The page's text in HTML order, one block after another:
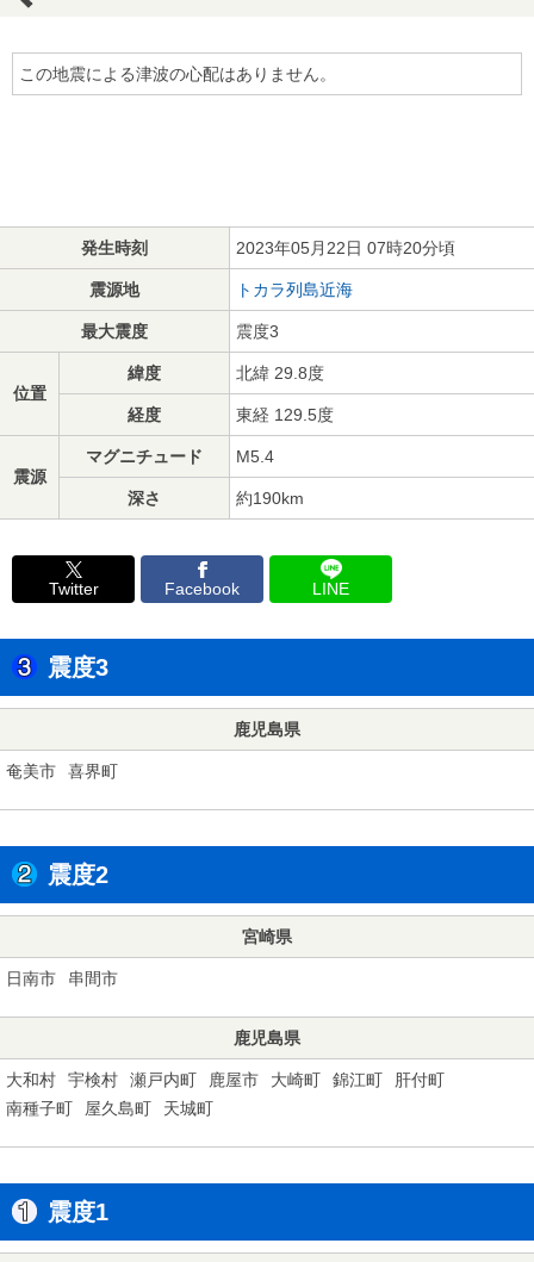
この地震による津波の心配はありません。
発生時刻 2023年05月22日 07時20分頃
震源地 トカラ列島近海
最大震度 震度3
位置
緯度 北緯 29.8度
経度 東経 129.5度
震源
マグニチュード M5.4
深さ 約190km
Twitter Facebook LINE
震度3
鹿児島県
奄美市 喜界町
震度2
宮崎県
日南市 串間市
鹿児島県
大和村 宇検村 瀬戸内町 鹿屋市 大崎町 錦江町
肝付町
南種子町
屋久島町 天城町
震度1